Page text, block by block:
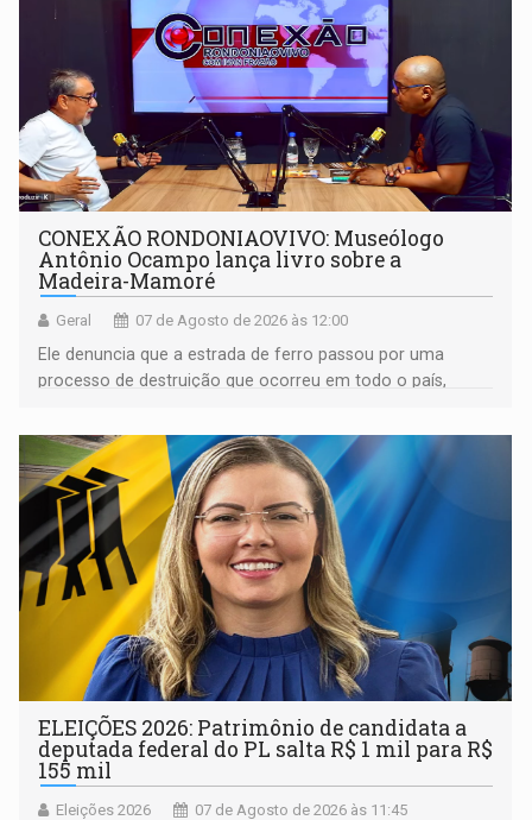
CONEXÃO RONDONIAOVIVO: Museólogo
Antônio Ocampo lança livro sobre a
Madeira-Mamoré
Geral 07 de Agosto de 2026 às 12:00
Ele denuncia que a estrada de ferro passou por uma
processo de destruição que ocorreu em todo o país,
ELEIÇÕES 2026: Patrimônio de candidata a
deputada federal do PL salta R$ 1 mil para R$
155 mil
Eleições 2026 07 de Agosto de 2026 às 11:45